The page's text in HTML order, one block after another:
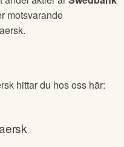
motsvarande
.
hittar du hos oss här: